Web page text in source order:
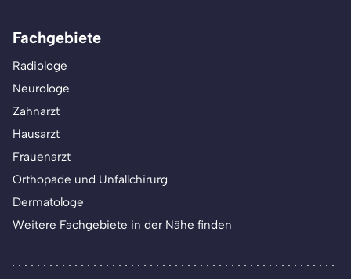
Fachgebiete
Radiologe
Neurologe
Zahnarzt
Hausarzt
Frauenarzt
Orthopäde und Unfallchirurg
Dermatologe
Weitere Fachgebiete in der Nähe finden